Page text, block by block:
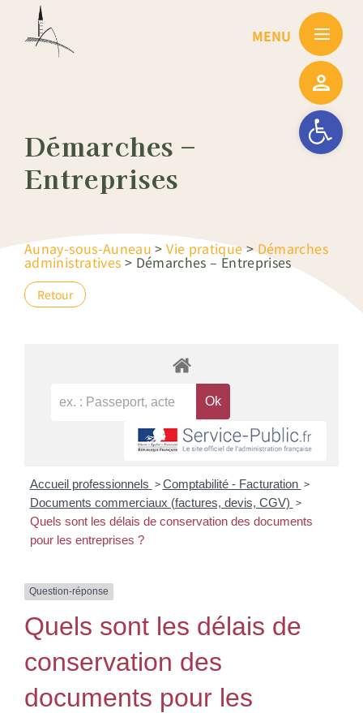
Ouvrir la
Démarches –
Entreprises
Aunay-sous-Auneau >Vie pratique>Démarches
administratives > Démarches – Entreprises
Retour
Accueil professionnels > Comptabilité - Facturation >
Documents commerciaux (factures, devis, CGV) >
Quels sont les délais de conservation des documents
pour les entreprises ?
Question-réponse
Quels sont les délais de
conservation des
documents pour les